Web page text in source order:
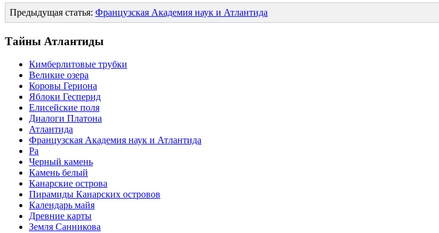
Предыдущая статья: Французская Академия наук и Атлантида
Тайны Атлантиды
Кимберлитовые трубки
Великие озера
Коровы Гериона
Яблоки Гесперид
Елисейские поля
Диалоги Платона
Атлантида
Французская Академия наук и Атлантида
Ра
Черный камень
Камень белый
Канарские острова
Пирамиды Канарских островов
Календарь майя
Древние карты
Земля Санникова